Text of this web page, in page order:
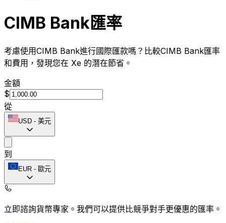
CIMB Bank匯率
考慮使用CIMB Bank進行國際匯款嗎？比較CIMB Bank匯率
和費用，發現您在 Xe 的潛在節省。
金額
$
從
USD - 美元
到
EUR - 歐元
立即諮詢貨幣專家。 我們可以提供比競爭對手更優惠的匯率。